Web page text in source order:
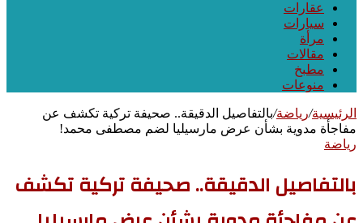
عقارات
سيارات
مرأة
مقالات
مطبخ
منوعات
الرئيسية/رياضة/بالتفاصيل الدقيقة.. صحيفة تركية تكشف عن
مفاجأة مدوية بشأن عرض مارسيليا لضم مصطفى محمد!
رياضة
بالتفاصيل الدقيقة.. صحيفة تركية تكشف